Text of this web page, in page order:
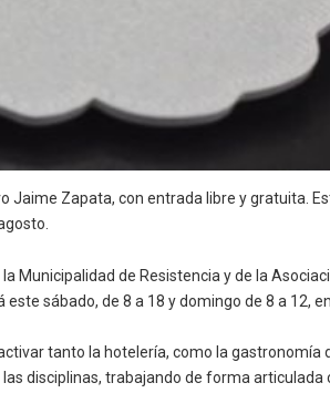
Jaime Zapata, con entrada libre y gratuita.
Municipalidad de Resistencia y de la
sábado, de 8 a 18 y domingo de 8 a 12,
tanto la hotelería, como la gastronomía
disciplinas, trabajando de forma articulada